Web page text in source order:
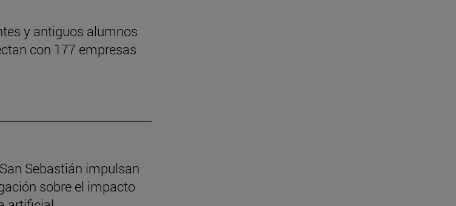
y antiguos alumnos
con 177 empresas
Sebastián impulsan
sobre el impacto